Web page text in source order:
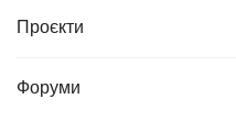
Проєкти
Форуми